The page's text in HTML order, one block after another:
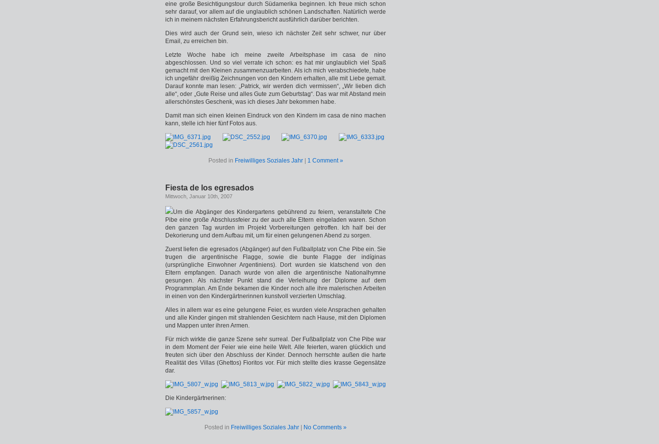
eine große Besichtigungstour durch Südamerika beginnen. Ich freue mich schon
sehr darauf, vor allem auf die unglaublich schönen Landschaften. Natürlich werde
ich in meinem nächsten Erfahrungsbericht ausführlich darüber berichten.
Dies wird auch der Grund sein, wieso ich nächster Zeit sehr schwer, nur über
Email, zu erreichen bin.
Letzte Woche habe ich meine zweite Arbeitsphase im casa de nino
abgeschlossen. Und so viel verrate ich schon: es hat mir unglaublich viel Spaß
gemacht mit den Kleinen zusammenzuarbeiten. Als ich mich verabschiedete, habe
ich ungefähr dreißig Zeichnungen von den Kindern erhalten, alle mit Liebe gemalt.
Darauf konnte man lesen: „Patrick, wir werden dich vermissen“, „Wir lieben dich
alle“, oder „Gute Reise und alles Gute zum Geburtstag“. Das war mit Abstand mein
allerschönstes Geschenk, was ich dieses Jahr bekommen habe.
Damit man sich einen kleinen Eindruck von den Kindern im casa de nino machen
kann, stelle ich hier fünf Fotos aus.
Posted in Freiwilliges Soziales Jahr| 1 Comment »
Fiesta de los egresados
Mittwoch, Januar 10th, 2007
Um die Abgänger des Kindergartens gebührend zu feiern, veranstaltete Che
Pibe eine große Abschlussfeier zu der auch alle Eltern eingeladen waren. Schon
den ganzen Tag wurden im Projekt Vorbereitungen getroffen. Ich half bei der
Dekorierung und dem Aufbau mit, um für einen gelungenen Abend zu sorgen.
Zuerst liefen die egresados (Abgänger) auf den Fußballplatz von Che Pibe ein. Sie
trugen die argentinische Flagge, sowie die bunte Flagge der indíginas
(ursprüngliche Einwohner Argentiniens). Dort wurden sie klatschend von den
Eltern empfangen. Danach wurde von allen die argentinische Nationalhymne
gesungen. Als nächster Punkt stand die Verleihung der Diplome auf dem
Programmplan. Am Ende bekamen die Kinder noch alle ihre malerischen Arbeiten
in einen von den Kindergärtnerinnen kunstvoll verzierten Umschlag.
Alles in allem war es eine gelungene Feier, es wurden viele Ansprachen gehalten
und alle Kinder gingen mit strahlenden Gesichtern nach Hause, mit den Diplomen
und Mappen unter ihren Armen.
Für mich wirkte die ganze Szene sehr surreal. Der Fußballplatz von Che Pibe war
in dem Moment der Feier wie eine heile Welt. Alle feierten, waren glücklich und
freuten sich über den Abschluss der Kinder. Dennoch herrschte außen die harte
Realität des Villas (Ghettos) Fioritos vor. Für mich stellte dies krasse Gegensätze
dar.
Die Kindergärtnerinen:
Posted in Freiwilliges Soziales Jahr No Comments »